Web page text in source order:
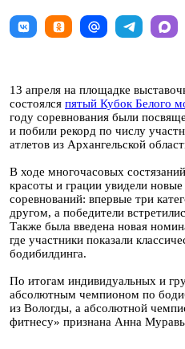
13 апреля на площадке
состоялся пятый Кубок Белого
году соревнования были
и побили рекорд по числу
атлетов из Архангельской
В ходе многочасовых
красоты и грации увидели
соревнований: впервые три
другом, а победители
Также была введена новая
где участники показали
бодибилдинга.
По итогам индивидуальных и
абсолютным чемпионом по
из Вологды, а абсолютной
фитнесу» признана Анна